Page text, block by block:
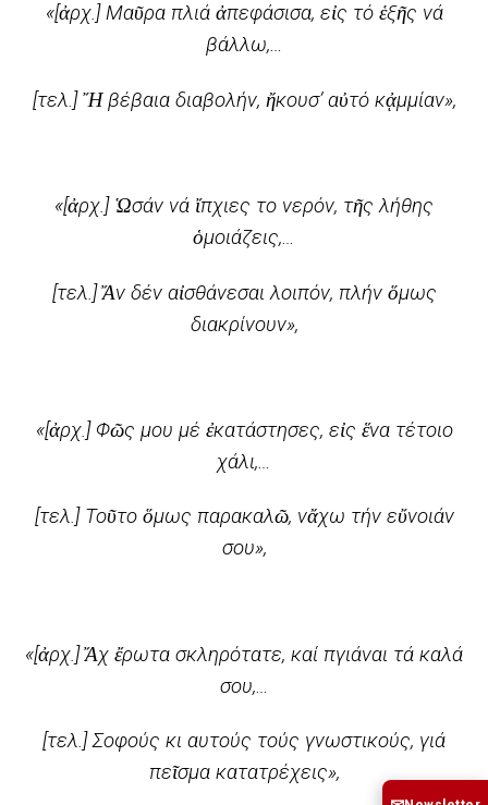
«[ἀρχ.] Μαῦρα πλιά ἀπεφάσισα, εἰς τό ἑξῆς νά
βάλλω,…
[τελ.] Ἤ βέβαια διαβολήν, ἤκουσ’ αὐτό κᾀμμίαν»,
«[ἀρχ.] Ὡσάν νά ἴπχιες το νερόν, τῆς λήθης
ὁμοιάζεις,…
[τελ.] Ἄν δέν αἰσθάνεσαι λοιπόν, πλήν ὅμως
διακρίνουν»,
«[ἀρχ.] Φῶς μου μέ ἐκατάστησες, εἰς ἕνα τέτοιο
χάλι,…
[τελ.] Τοῦτο ὅμως παρακαλῶ, νἄχω τήν εὔνοιάν
σου»,
«[ἀρχ.] Ἄχ ἔρωτα σκληρότατε, καί πγιάναι τά καλά
σου,…
[τελ.] Σοφούς κι αυτούς τούς γνωστικούς, γιά
πεῖσμα κατατρέχεις»,